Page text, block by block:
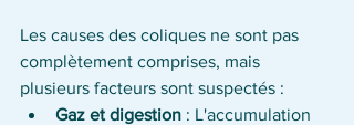
Les causes des coliques ne sont pas
complètement comprises, mais
plusieurs facteurs sont suspectés :
Gaz et digestion : L'accumulation